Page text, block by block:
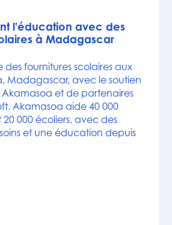
l'éducation avec des
à Madagascar
des fournitures scolaires aux
Madagascar, avec le soutien
Akamasoa et de partenaires
Akamasoa aide 40 000
000 écoliers, avec des
et une éducation depuis